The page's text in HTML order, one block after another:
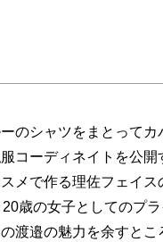
のシャツをまとってカ
コーディネイトを公開
メで作る理佐フェイス
歳の女子としてのプ
渡邉の魅力を余すとこ